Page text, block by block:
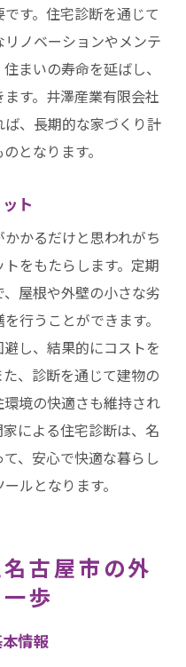
す。住宅診断を通じて
ノベーションやメンテ
まいの寿命を延ばし、
す。井澤産業有限会社
、長期的な家づくり計
となります。
ト
かるだけと思われがち
をもたらします。定期
屋根や外壁の小さな劣
行うことができます。
し、結果的にコストを
、診断を通じて建物の
境の快適さも維持され
による住宅診断は、名
、安心で快適な暮らし
ルとなります。
古屋市の外
歩
情報